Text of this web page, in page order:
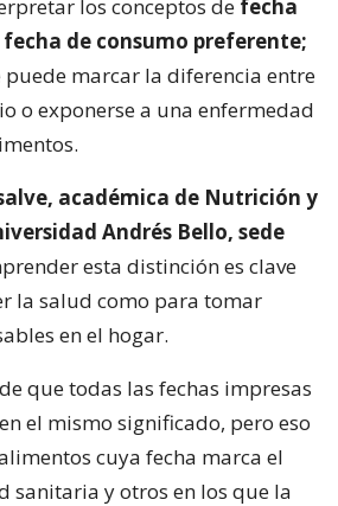
los conceptos de fecha
de consumo preferente;
marcar la diferencia entre
o exponerse a una enfermedad
académica de Nutrición y
Andrés Bello, sede
esta distinción es clave
la salud como para tomar
en el hogar.
que todas las fechas impresas
el mismo significado, pero eso
cuya fecha marca el
sanitaria y otros en los que la